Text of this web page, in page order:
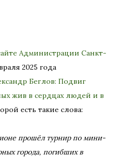
Администрации Санкт-
2025 года
Беглов: Подвиг
жив в сердцах людей и в
есть такие слова:
прошёл турнир по мини-
города, погибших в